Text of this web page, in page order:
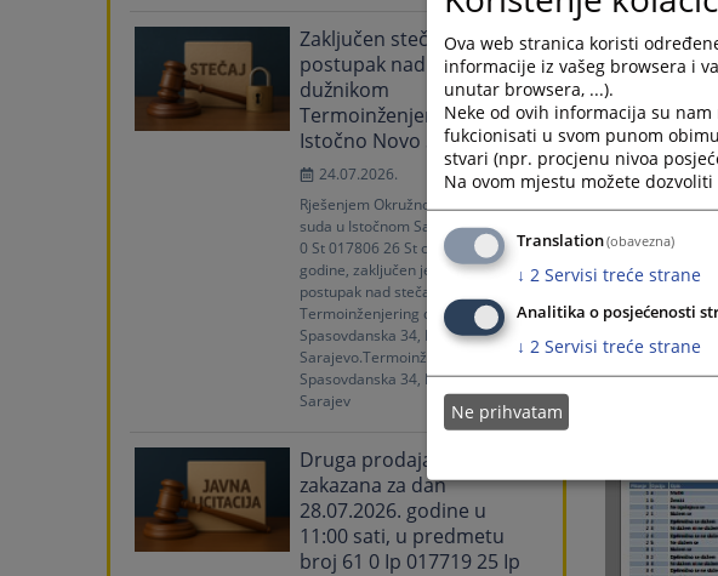
Zaključen stečajni
postupak nad stečajnim
dužnikom
Termoinženjering d.o.o.
Istočno Novo Sarajevo
24.07.2026.
Rješenjem Okružnog privrednog
suda u Istočnom Sarajevu, broj 61
0 St 017806 26 St od 23.07.2026.
godine, zaključen je stečajni
postupak nad stečajnim dužnikom
Termoinženjering d.o.o,
Spasovdanska 34, Istočno Novo
Sarajevo.Termoinženjering d.o.o.,
Spasovdanska 34, Istočno Novo
Sarajev
Druga prodaja nekretnina
zakazana za dan
28.07.2026. godine u
11:00 sati, u predmetu
broj 61 0 Ip 017719 25 Ip
Rezultati
nivo
Ova web stranica koristi
informacije iz vašeg browsera i
unutar browsera, ...).
Neke od ovih informacija su
fukcionisati u svom punom
stvari (npr. procjenu nivoa
Na ovom mjestu možete
Translation(obavezna)
↓ 2 Servisi treće strane
Analitika o posjećenosti
↓ 2 Servisi treće strane
Ne prihvatam